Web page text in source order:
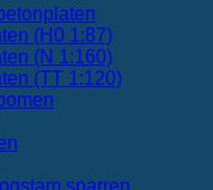
(H0 1:87)
(N 1:160)
(TT 1:120)
sparren